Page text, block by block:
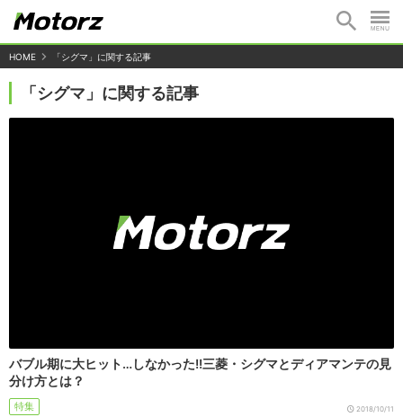
HOME 「シグマ」に関する記事
「シグマ」に関する記事
バブル期に大ヒット…しなかった!!三菱・シグマとディアマンテの見
分け方とは？
特集 2018/10/11